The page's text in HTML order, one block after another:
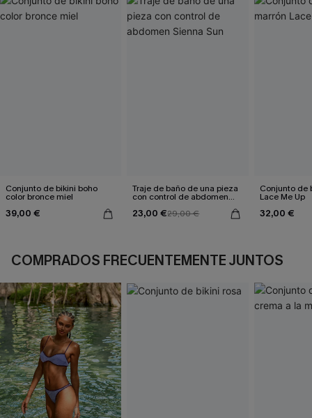
Conjunto de bikini boho
color bronce miel
39,00 €
Traje de baño de una pieza
con control de abdomen
23,00 €29,00 €
Conjunto de
Lace Me Up
32,00 €
COMPRADOS FRECUENTEMENTE JUNTOS